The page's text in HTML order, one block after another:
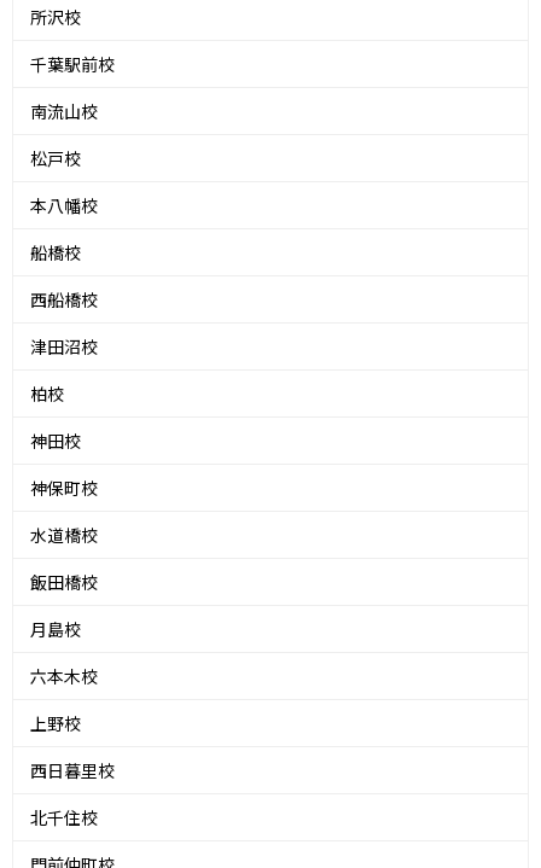
所沢校
千葉駅前校
南流山校
松戸校
本八幡校
船橋校
西船橋校
津田沼校
柏校
神田校
神保町校
水道橋校
飯田橋校
月島校
六本木校
上野校
西日暮里校
北千住校